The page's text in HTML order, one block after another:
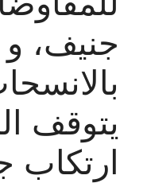
جنيف،
يتوقف
ارتكاب